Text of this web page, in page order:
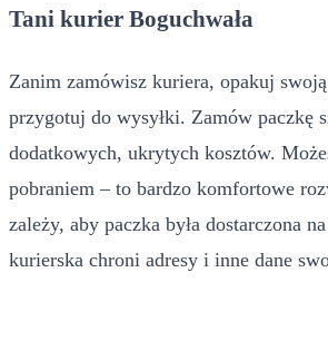
Tani kurier Boguchwała
Zanim zamówisz kuriera, opakuj swoją
przygotuj do wysyłki. Zamów paczkę
dodatkowych, ukrytych kosztów.
pobraniem – to bardzo komfortowe
zależy, aby paczka była dostarczona
kurierska chroni adresy i inne dane